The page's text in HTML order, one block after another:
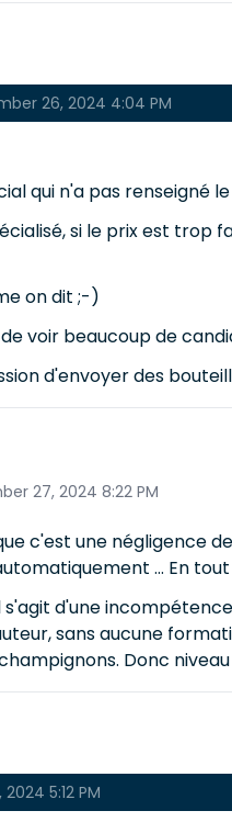
26, 2024 4:04 PM
qui n'a pas renseigné
si le prix est
on dit ;-)
voir beaucoup de
d'envoyer des
27, 2024 8:22 PM
c'est une négligence
... En
s'agit d'une
sans aucune
Donc
5:12 PM